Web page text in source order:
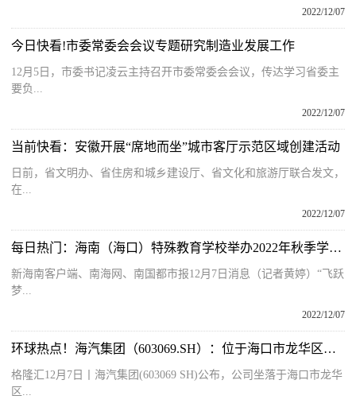
2022/12/07
今日快看!市委常委会会议专题研究制造业发展工作
12月5日，市委书记凌云主持召开市委常委会会议，传达学习省委主
要负...
2022/12/07
当前快看：安徽开展“席地而坐”城市客厅示范区域创建活动
日前，省文明办、省住房和城乡建设厅、省文化和旅游厅联合发文，
在...
2022/12/07
每日热门：海南（海口）特殊教育学校举办2022年秋季学生田径运动会
新海南客户端、南海网、南国都市报12月7日消息（记者黄婷）“飞跃
梦...
2022/12/07
环球热点！海汽集团（603069.SH）：位于海口市龙华区南海大道32号地块的土地使用权及地上资产将被收回 总补偿款1.42亿元
格隆汇12月7日丨海汽集团(603069 SH)公布，公司坐落于海口市龙华
区...